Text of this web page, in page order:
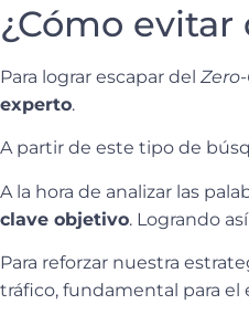
¿Cómo evitar
Para lograr escapar del
experto.
A partir de este tipo de
A la hora de analizar las
clave objetivo. Logrando
Para reforzar nuestra
tráfico, fundamental para el